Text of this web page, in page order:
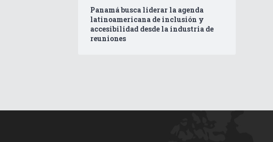
Panamá busca liderar la agenda
latinoamericana de inclusión y
accesibilidad desde la industria de
reuniones